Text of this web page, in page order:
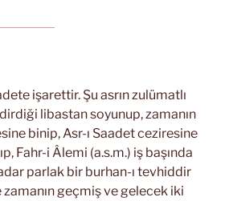
işarettir. Şu asrın zulümatlı
libastan soyunup, zamanın
binip, Asr-ı Saadet ceziresine
Fahr-i Âlemi (a.s.m.) iş başında
parlak bir burhan-ı tevhiddir
geçmiş ve gelecek iki